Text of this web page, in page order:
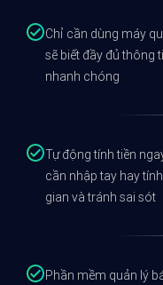
Chỉ cần dùng máy
sẽ biết đầy đủ thông
nhanh chóng
Tự động tính tiền
cần nhập tay hay
gian và tránh sai sót
Phần mềm quản lý